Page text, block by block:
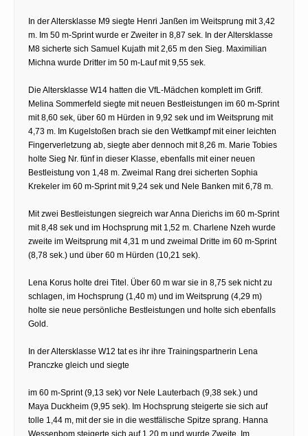
In der Altersklasse M9 siegte Henri Janßen im Weitsprung mit 3,42
m. Im 50 m-Sprint wurde er Zweiter in 8,87 sek. In der Altersklasse
M8 sicherte sich Samuel Kujath mit 2,65 m den Sieg. Maximilian
Michna wurde Dritter im 50 m-Lauf mit 9,55 sek.
Die Altersklasse W14 hatten die VfL-Mädchen komplett im Griff.
Melina Sommerfeld siegte mit neuen Bestleistungen im 60 m-Sprint
mit 8,60 sek, über 60 m Hürden in 9,92 sek und im Weitsprung mit
4,73 m. Im Kugelstoßen brach sie den Wettkampf mit einer leichten
Fingerverletzung ab, siegte aber dennoch mit 8,26 m. Marie Tobies
holte Sieg Nr. fünf in dieser Klasse, ebenfalls mit einer neuen
Bestleistung von 1,48 m. Zweimal Rang drei sicherten Sophia
Krekeler im 60 m-Sprint mit 9,24 sek und Nele Banken mit 6,78 m.
Mit zwei Bestleistungen siegreich war Anna Dierichs im 60 m-Sprint
mit 8,48 sek und im Hochsprung mit 1,52 m. Charlene Nzeh wurde
zweite im Weitsprung mit 4,31 m und zweimal Dritte im 60 m-Sprint
(8,78 sek.) und über 60 m Hürden (10,21 sek).
Lena Korus holte drei Titel. Über 60 m war sie in 8,75 sek nicht zu
schlagen, im Hochsprung (1,40 m) und im Weitsprung (4,29 m)
holte sie neue persönliche Bestleistungen und holte sich ebenfalls
Gold.
In der Altersklasse W12 tat es ihr ihre Trainingspartnerin Lena
Pranczke gleich und siegte
im 60 m-Sprint (9,13 sek) vor Nele Lauterbach (9,38 sek.) und
Maya Duckheim (9,95 sek). Im Hochsprung steigerte sie sich auf
tolle 1,44 m, mit der sie in die westfälische Spitze sprang. Hanna